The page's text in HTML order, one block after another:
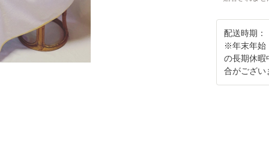
配送時期：
※年末年始
の長期休暇
合がござい